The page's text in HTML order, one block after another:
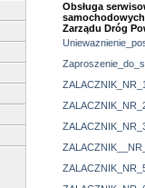
Obsługa
Zarządu Dróg